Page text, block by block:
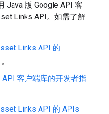
Java 版 Google API 客
Links API。如需了解
Links API 的
。
API 客户端库的开发者指
Links API 的 APIs